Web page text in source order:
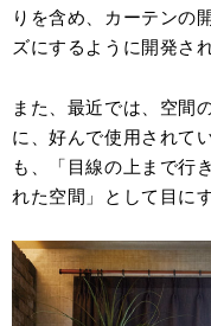
りを含め、カーテンの
ズにするように開発さ
また、最近では、空間
に、好んで使用されて
も、「目線の上まで行
れた空間」として目に